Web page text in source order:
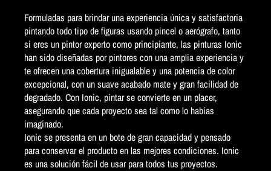
Formuladas para brindar una experiencia única y satisfactoria
pintando todo tipo de figuras usando pincel o aerógrafo, tanto
si eres un pintor experto como principiante, las pinturas Ionic
han sido diseñadas por pintores con una amplia experiencia y
te ofrecen una cobertura inigualable y una potencia de color
excepcional, con un suave acabado mate y gran facilidad de
degradado. Con Ionic, pintar se convierte en un placer,
asegurando que cada proyecto sea tal como lo habías
imaginado.
Ionic se presenta en un bote de gran capacidad y pensado
para conservar el producto en las mejores condiciones. Ionic
es una solución fácil de usar para todos tus proyectos.